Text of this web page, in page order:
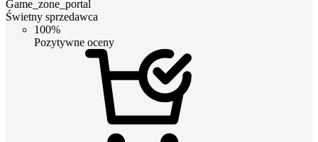
Game_zone_portal
Świetny sprzedawca
100%
Pozytywne oceny